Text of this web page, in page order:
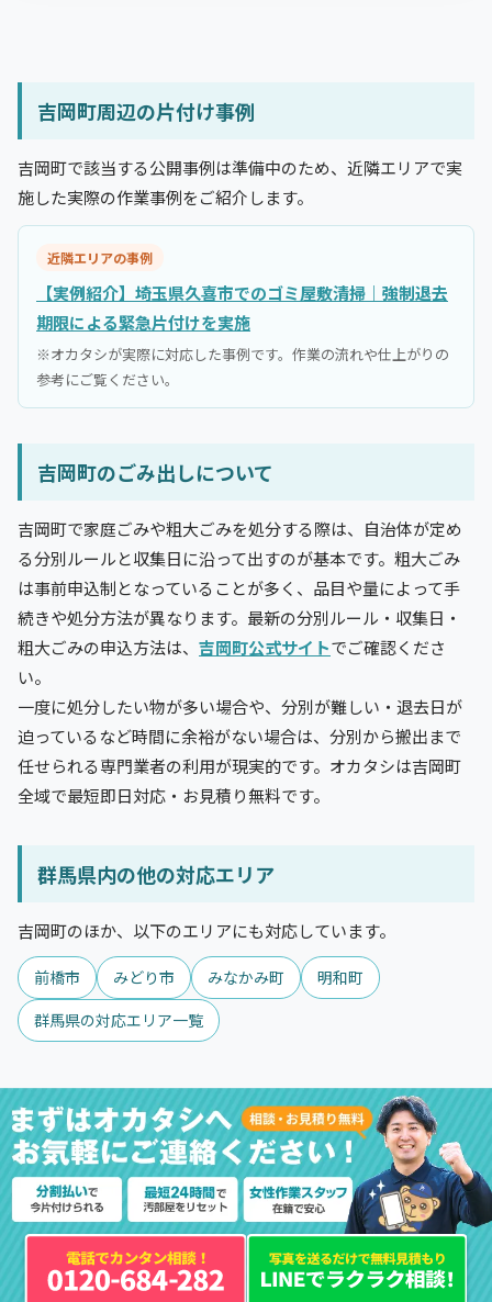
吉岡町周辺の片付け事例
吉岡町で該当する公開事例は準備中のため、近隣エリアで実
施した実際の作業事例をご紹介します。
近隣エリアの事例
【実例紹介】埼玉県久喜市でのゴミ屋敷清掃｜強制退去
期限による緊急片付けを実施
※オカタシが実際に対応した事例です。作業の流れや仕上がりの
参考にご覧ください。
吉岡町のごみ出しについて
吉岡町で家庭ごみや粗大ごみを処分する際は、自治体が定め
る分別ルールと収集日に沿って出すのが基本です。粗大ごみ
は事前申込制となっていることが多く、品目や量によって手
続きや処分方法が異なります。最新の分別ルール・収集日・
粗大ごみの申込方法は、 吉岡町公式サイトでご確認くださ
い。
一度に処分したい物が多い場合や、分別が難しい・退去日が
迫っているなど時間に余裕がない場合は、分別から搬出まで
任せられる専門業者の利用が現実的です。オカタシは吉岡町
全域で最短即日対応・お見積り無料です。
群馬県内の他の対応エリア
吉岡町のほか、以下のエリアにも対応しています。
前橋市 みどり市 みなかみ町
明和町
群馬県の対応エリア一覧